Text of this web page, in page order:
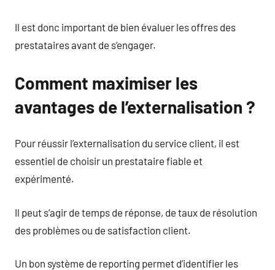
Il est donc important de bien évaluer les offres des
prestataires avant de s’engager.
Comment maximiser les
avantages de l’externalisation ?
Pour réussir l’externalisation du service client, il est
essentiel de choisir un prestataire fiable et
expérimenté.
Il peut s’agir de temps de réponse, de taux de résolution
des problèmes ou de satisfaction client.
Un bon système de reporting permet d’identifier les